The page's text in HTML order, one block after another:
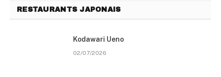
RESTAURANTS JAPONAIS
Kodawari Ueno
02/07/2026